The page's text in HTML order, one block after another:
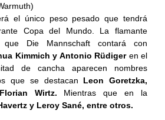
el único peso pesado que tendrá
Copa del Mundo. La flamante
que Die Mannschaft contará con
Kimmich y Antonio Rüdiger en el
de cancha aparecen nombres
que se destacan Leon Goretzka,
Wirtz. Mientras que en la
y Leroy Sané, entre otros.